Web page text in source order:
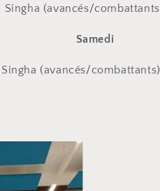
Singha (avancés/
Samedi
Singha (avancés/